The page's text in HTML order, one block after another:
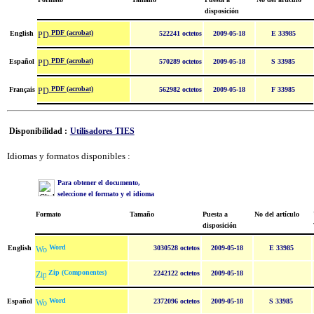
disposición
English PDF (acrobat) 522241 octetos 2009-05-18 E 33985
Español PDF (acrobat) 570289 octetos 2009-05-18 S 33985
Français PDF (acrobat) 562982 octetos 2009-05-18 F 33985
Disponibilidad : Utilisadores TIES
Idiomas y formatos disponibles :
Para obtener el documento,
seleccione el formato y el idioma
Formato Tamaño
Puesta a
disposición
No del artículo
English Word 3030528 octetos 2009-05-18 E 33985
Zip (Componentes) 2242122 octetos 2009-05-18
Español Word 2372096 octetos 2009-05-18 S 33985